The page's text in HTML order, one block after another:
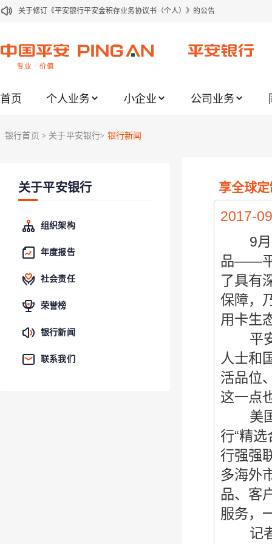
关于修订《平安银行代理个人客户贵金属交易协议书》的公告
关于我行聚金宝交易软件升级更新的通知
关于2020年端午节期间上金所代理业务调整合约保证金比例和涨跌幅度限制的
关于加强代理贵金属业务风险防范的提示
关于调整存量首套住房贷款利率的公告
首页 个人业务 小企业 公司业务
银行首页 > 关于平安银行> 银行新闻
关于平安银行
组织架构
年度报告
社会责任
荣誉榜
银行新闻
联系我们
享全球
2017-
9月21
品——平
了具有
保障，
用卡生
平安
人士和
活品位
这一点
美国
行“精
行强强
多海外
品、客
服务，
记者